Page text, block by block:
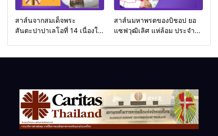
สาส์นจากสมเด็จพระ
สันตะปาปาเลโอที่ 14 เนื่องใน
สาส์นมหาพรตของบิชอป ยอ
แซฟวุฒิเลิศ แห่ล้อม ประจำปี